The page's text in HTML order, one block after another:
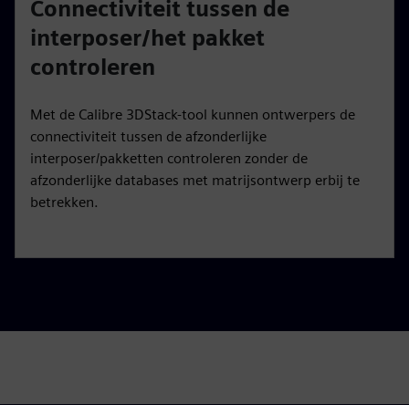
Connectiviteit tussen de
interposer/het pakket
controleren
Met de Calibre 3DStack-tool kunnen ontwerpers de
connectiviteit tussen de afzonderlijke
interposer/pakketten controleren zonder de
afzonderlijke databases met matrijsontwerp erbij te
betrekken.